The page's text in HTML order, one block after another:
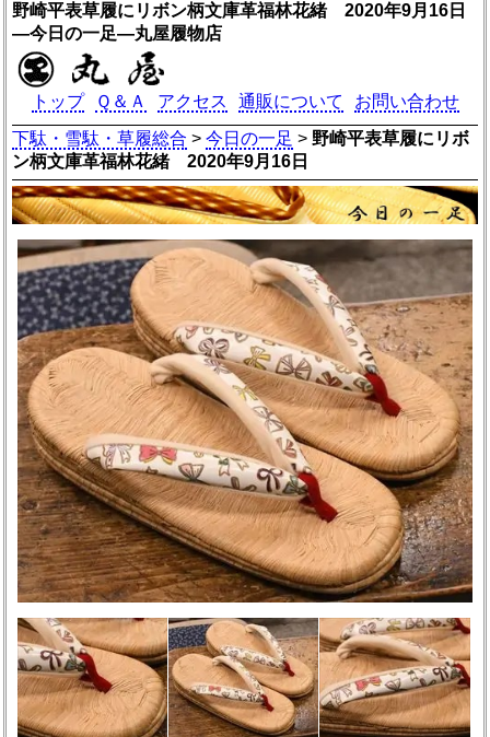
野崎平表草履にリボン柄文庫革福林花緒 2020年9月16日
―今日の一足―丸屋履物店
トップ Ｑ＆Ａ アクセス 通販について
お問い合わせ
下駄・雪駄・草履総合 >今日の一足 > 野崎平表草履にリボ
ン柄文庫革福林花緒 2020年9月16日